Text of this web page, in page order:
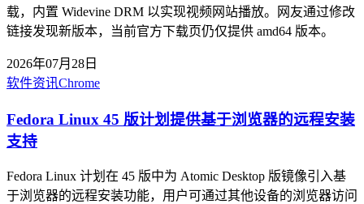
载，内置 Widevine DRM 以实现视频网站播放。网友通过修改
链接发现新版本，当前官方下载页仍仅提供 amd64 版本。
2026年07月28日
软件资讯Chrome
Fedora Linux 45 版计划提供基于浏览器的远程安装
支持
Fedora Linux 计划在 45 版中为 Atomic Desktop 版镜像引入基
于浏览器的远程安装功能，用户可通过其他设备的浏览器访问